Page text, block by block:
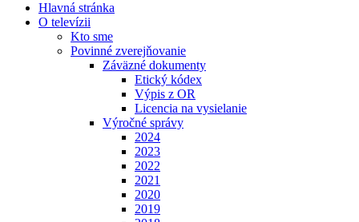
Hlavná stránka
O televízii
Kto sme
Povinné zverejňovanie
Záväzné dokumenty
Etický kódex
Výpis z OR
Licencia na vysielanie
Výročné správy
2024
2023
2022
2021
2020
2019